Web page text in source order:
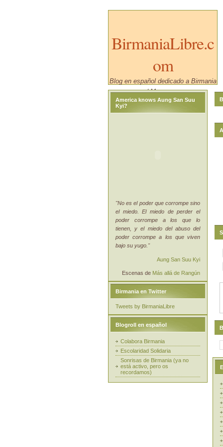
BirmaniaLibre.c
om
Blog en español dedicado a Birmania
/ Myanmar.
America knows Aung San Suu
Kyi?
"No es el poder que corrompe sino
el miedo. El miedo de perder el
poder corrompe a los que lo
tienen, y el miedo del abuso del
poder corrompe a los que viven
bajo su yugo."
Aung San Suu Kyi
Escenas de Más allá de Rangún
Birmania en Twitter
Tweets by BirmaniaLibre
Blogroll en español
Colabora Birmania
Escolaridad Solidaria
Sonrisas de Birmania (ya no
está activo, pero os
recordamos)